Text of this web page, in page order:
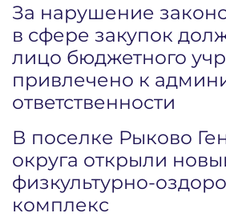
За нарушение
в сфере закупок
лицо бюджетного
привлечено к
ответственности
В поселке Рыково
округа открыли
физкультурно-
комплекс